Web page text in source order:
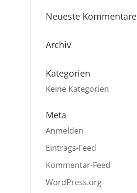
Neueste Kommentare
Archiv
Kategorien
Keine Kategorien
Meta
Anmelden
Eintrags-Feed
Kommentar-Feed
WordPress.org